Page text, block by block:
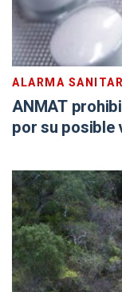
ALARMA
ANMAT
por su posible